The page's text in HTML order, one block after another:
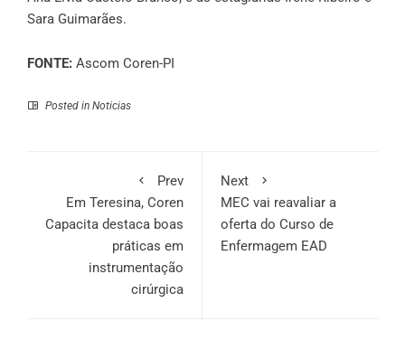
Sara Guimarães.
FONTE: Ascom Coren-PI
Posted in Noticias
Prev
Em Teresina, Coren
Capacita destaca boas
práticas em
instrumentação
cirúrgica
Next
MEC vai reavaliar a
oferta do Curso de
Enfermagem EAD